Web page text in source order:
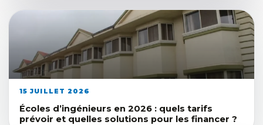
15 JUILLET 2026
Écoles d’ingénieurs en 2026 : quels tarifs
prévoir et quelles solutions pour les financer ?